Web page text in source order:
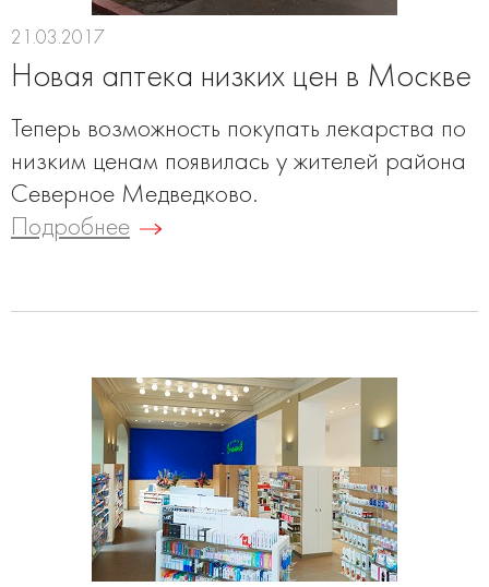
21.03.2017
Новая аптека низких цен в Москве
Теперь возможность покупать лекарства по
низким ценам появилась у жителей района
Северное Медведково.
Подробнее